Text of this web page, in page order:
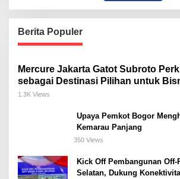
Berita Populer
Mercure Jakarta Gatot Subroto
sebagai Destinasi Pilihan untuk
Meeting, dan Kuliner di Jakarta
1.3K Views
Upaya Pemkot Bogor
Kemarau Panjang
350 Views
Kick Off Pembangunan Off-
Selatan, Dukung